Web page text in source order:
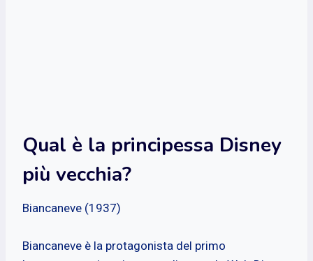
Qual è la principessa Disney
più vecchia?
Biancaneve (1937)
Biancaneve è la protagonista del primo